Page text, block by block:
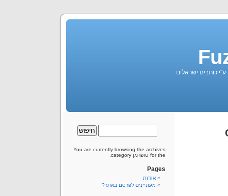
ע"י כותבים ישראלים
You are currently browsing the archives
for the סופרמן category.
Pages
אודות
מעוניינים לפרסם באתר?